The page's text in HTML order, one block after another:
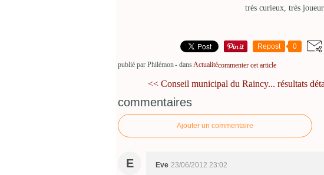
très curieux, très joueur
Repost 0
publié par Philémon- dansActualitécommenter cet article
<< Conseil municipal du Raincy... résultats
commentaires
Ajouter un commentaire
E Eve 23/06/2012 23:02